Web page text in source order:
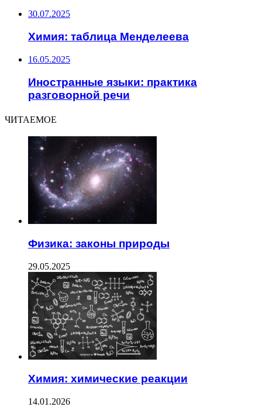
30.07.2025
Химия: таблица Менделеева
16.05.2025
Иностранные языки: практика
разговорной речи
ЧИТАЕМОЕ
Физика: законы природы
29.05.2025
Химия: химические реакции
14.01.2026